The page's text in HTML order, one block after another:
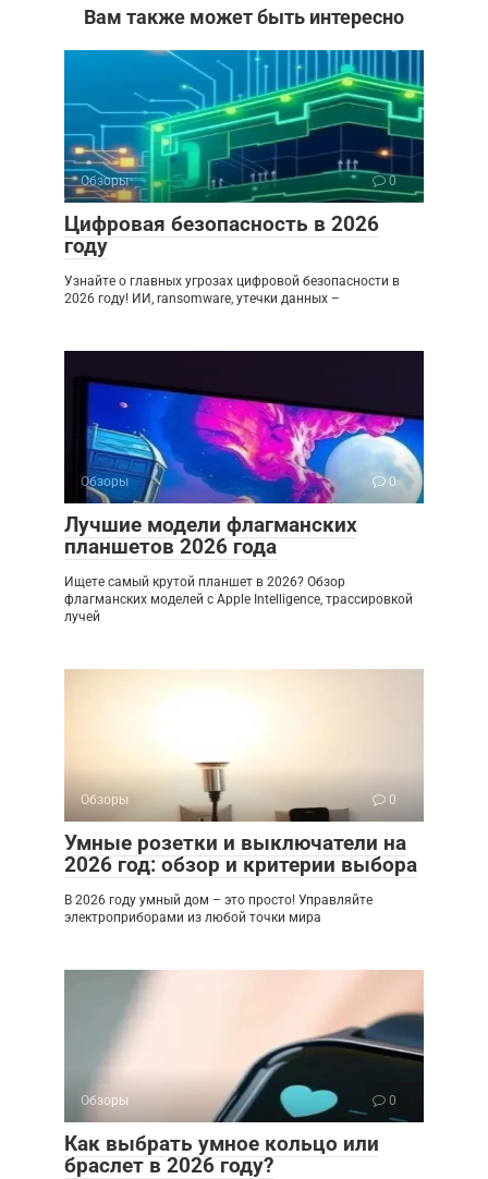
Вам также может быть интересно
Обзоры 0
Цифровая безопасность в 2026
году
Узнайте о главных угрозах цифровой безопасности в
2026 году! ИИ, ransomware, утечки данных –
Обзоры 0
Лучшие модели флагманских
планшетов 2026 года
Ищете самый крутой планшет в 2026? Обзор
флагманских моделей с Apple Intelligence, трассировкой
лучей
Обзоры 0
Умные розетки и выключатели на
2026 год: обзор и критерии выбора
В 2026 году умный дом – это просто! Управляйте
электроприборами из любой точки мира
Обзоры 0
Как выбрать умное кольцо или
браслет в 2026 году?